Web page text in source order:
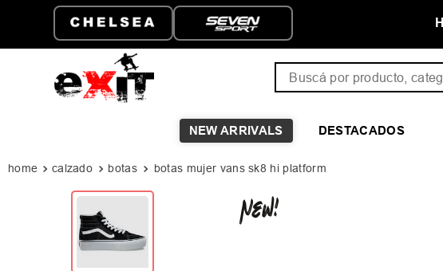
A PARTIR DE
HASTA 6 CUOTAS SIN INTERÉS
NEW ARRIVALS DESTACADOS
calzado botas botas mujer vans sk8 hi platform